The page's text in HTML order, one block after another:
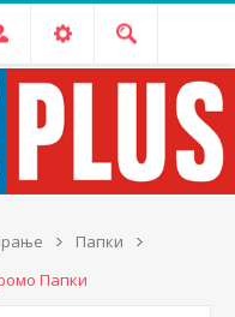
Папки
Папки